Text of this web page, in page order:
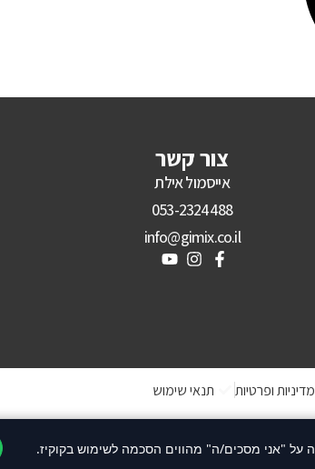
צור קשר
אייסמול אילת
053-2324488
info@gimix.co.il
מדיניות ופרטיות תנאי שימוש